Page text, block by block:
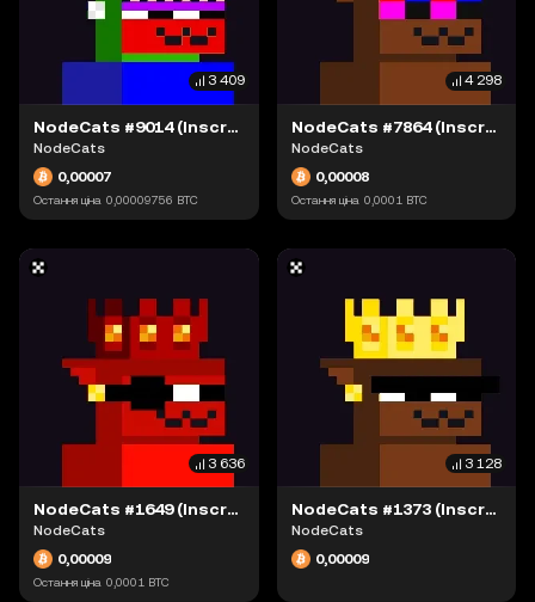
3 409
NodeCats #9014 (Inscription #63942797)
NodeCats
0,00007
Остання ціна 0,00009756 BTC
4 298
NodeCats #7864 (Inscription #63897168)
NodeCats
0,00008
Остання ціна 0,0001 BTC
3 636
NodeCats #1649 (Inscription #63868413)
NodeCats
0,00009
Остання ціна 0,0001 BTC
3 128
NodeCats #1373 (Inscription #63869434)
NodeCats
0,00009